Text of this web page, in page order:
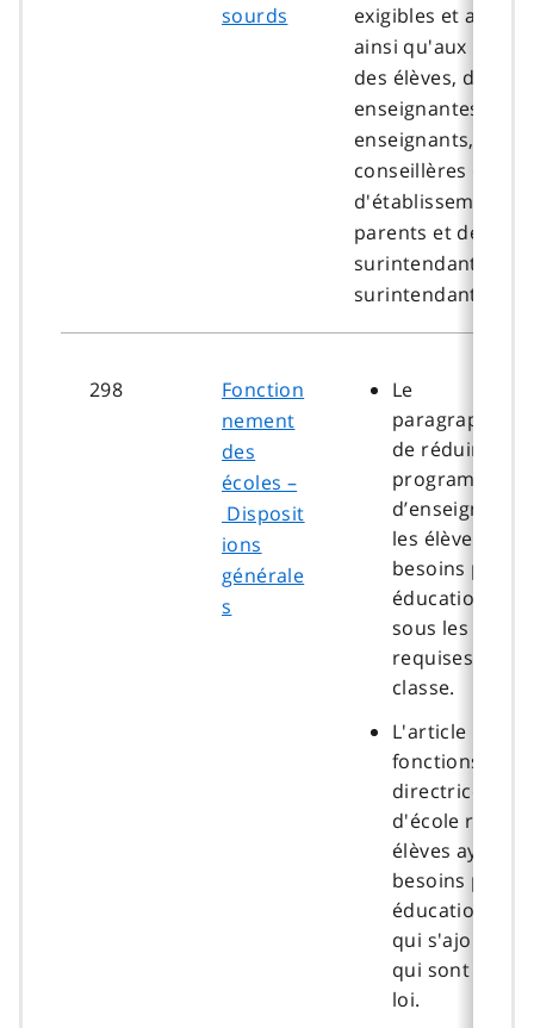
sourds
exigibles et au
ainsi qu'aux
des élèves, des
enseignantes et
enseignants, des
conseillères et
d'établissement,
parents et de la
surintendante ou
surintendant.
298
Fonction
nement
des
écoles –
Disposit
ions
générale
s
Le
paragraphe 3
de réduire la
programme
les élèves
besoins
éducation
sous les cinq
requises par
classe.
L'article 11
fonctions des
directrices et
d'école
élèves ayant
besoins
éducation
qui s'ajoutent
qui sont
loi.